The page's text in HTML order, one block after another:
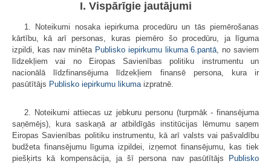
I. Vispārīgie jautājumi
1. Noteikumi nosaka iepirkuma procedūru un tās piemērošanas
kārtību, kā arī personas, kuras piemēro šo procedūru, ja līguma
izpildi, kas nav minēta Publisko iepirkumu likuma 6.pantā , no saviem
līdzekļiem vai no Eiropas Savienības politiku instrumentu un
nacionālā līdzfinansējuma līdzekļiem finansē persona, kura ir
pasūtītājs Publisko iepirkumu likuma izpratnē.
2. Noteikumi attiecas uz jebkuru personu (turpmāk - finansējuma
saņēmējs), kura saskaņā ar atbildīgās institūcijas lēmumu saņem
Eiropas Savienības politiku instrumentu, kā arī valsts vai pašvaldību
budžeta finansējumu līguma izpildei, izņemot finansējumu, kas tiek
piešķirts kā kompensācija, ja šī persona nav pasūtītājs Publisko